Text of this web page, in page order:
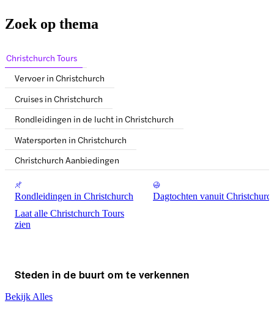
Zoek op thema
Christchurch Tours
Vervoer in Christchurch
Cruises in Christchurch
Rondleidingen in de lucht in Christchurch
Watersporten in Christchurch
Christchurch Aanbiedingen
Rondleidingen in Christchurch
Dagtochten vanuit
Laat alle Christchurch Tours
zien
Steden in de buurt om te verkennen
Bekijk Alles